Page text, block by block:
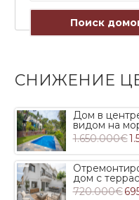
Поиск
СНИЖЕНИЕ
Дом в
видом на
1.650.000€
дом с
720.000€